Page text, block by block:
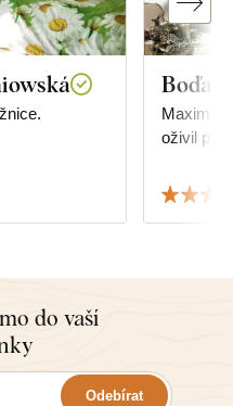
Boďa
Maximální
oživil
do vaší
Odebírat